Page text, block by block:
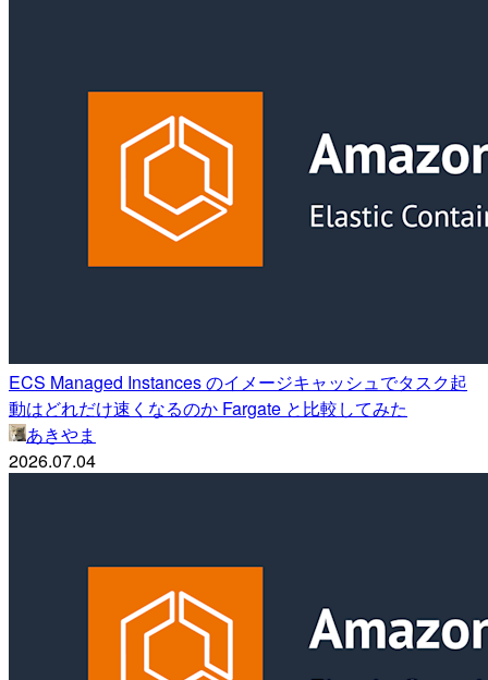
ECS Managed Instances のイメージキャッシュでタスク起
動はどれだけ速くなるのか Fargate と比較してみた
あきやま
2026.07.04